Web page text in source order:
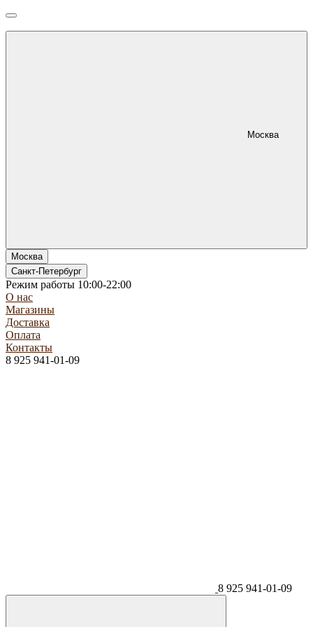
Москва
Москва
Санкт-Петербург
Режим работы 10:00-22:00
О нас
Магазины
Доставка
Оплата
Контакты
8 925 941-01-09
8 925 941-01-09